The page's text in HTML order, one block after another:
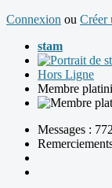
Connexion ou Créer
stam
Hors Ligne
Membre
Messages :